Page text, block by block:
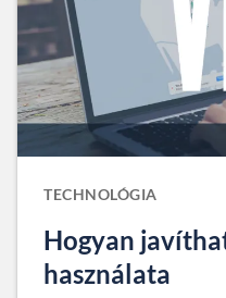
TECHNOLÓGIA
Hogyan
használata